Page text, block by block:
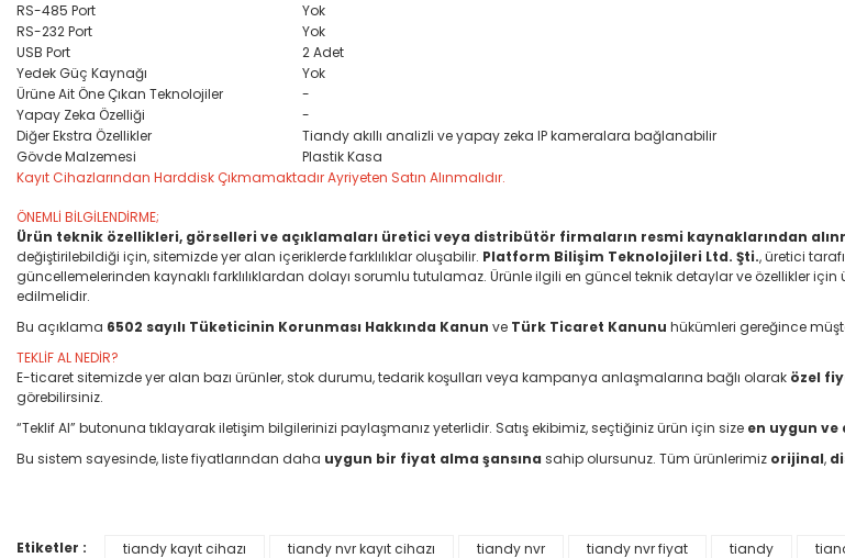
RS-485 Port
Yok
RS-232 Port
Yok
USB Port
2 Adet
Yedek Güç Kaynağı
Yok
Ürüne Ait Öne Çıkan Teknolojiler
-
Yapay Zeka Özelliği
-
Diğer Ekstra Özellikler
Tiandy akıllı analizli ve yapay zeka IP kameralara bağlanabilir
Gövde Malzemesi
Plastik Kasa
Kayıt Cihazlarından Harddisk Çıkmamaktadır Ayriyeten Satın Alınmalıdır.
ÖNEMLİ BİLGİLENDİRME;
Ürün teknik özellikleri, görselleri ve açıklamaları üretici veya distribütör firmaların resmi kaynaklarından
değiştirilebildiği için, sitemizde yer alan içeriklerde farklılıklar oluşabilir. Platform Bilişim Teknolojileri Ltd. Şti., üretici
güncellemelerinden kaynaklı farklılıklardan dolayı sorumlu tutulamaz. Ürünle ilgili en güncel teknik detaylar ve özellikler
edilmelidir.
Bu açıklama 6502 sayılı Tüketicinin Korunması Hakkında Kanun ve Türk Ticaret Kanunu hükümleri gereğince
TEKLİF AL NEDİR?
E-ticaret sitemizde yer alan bazı ürünler, stok durumu, tedarik koşulları veya kampanya anlaşmalarına bağlı olarak özel
görebilirsiniz.
“Teklif Al” butonuna tıklayarak iletişim bilgilerinizi paylaşmanız yeterlidir. Satış ekibimiz, seçtiğiniz ürün için size en uygun
Bu sistem sayesinde, liste fiyatlarından daha uygun bir fiyat alma şansına sahip olursunuz. Tüm ürünlerimiz orijinal,
Etiketler : tiandy kayıt cihazı tiandy nvr kayıt cihazı tiandy nvr tiandy nvr fiyat tiandy